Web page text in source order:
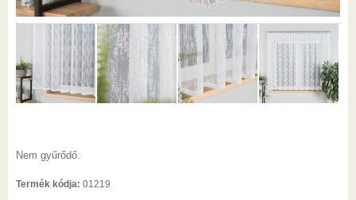
Nem gyűrődő.
Termék kódja: 01219